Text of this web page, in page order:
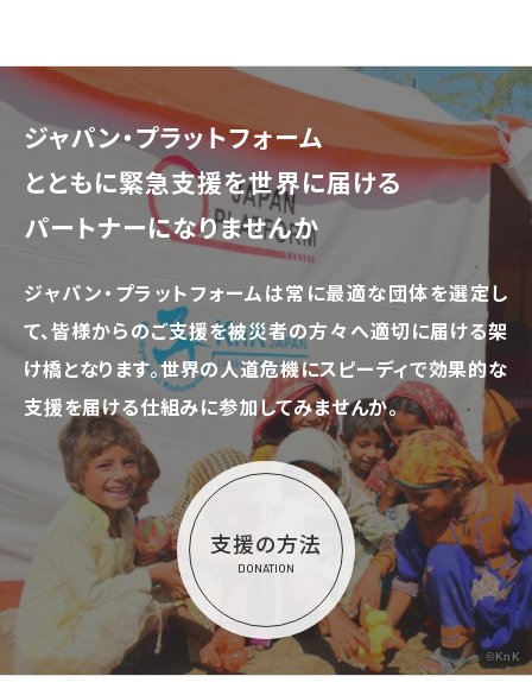
ジャパン・プラットフォーム
とともに緊急支援を世界に届ける
パートナーになりませんか
ジャパン・プラットフォームは常に最適な団体を選定し
て、皆様からのご支援を被災者の方々へ適切に届ける架
け橋となります。世界の人道危機にスピーディで効果的な
支援を届ける仕組みに参加してみませんか。
支援の方法
DONATION
©KnK